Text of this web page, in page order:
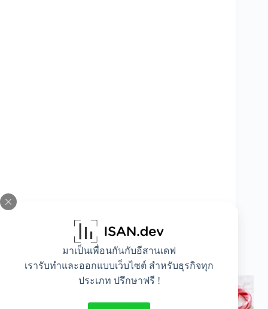
มาเป็นเพื่อนกันกับอีสานเดฟ
เรารับทำและออกแบบเว็บไซต์ สำหรับธุรกิจทุก
ประเภท ปรึกษาฟรี !
วิธีการเลือกเครื่องสำอางค์ให้เหมาะกับผิวหน้า